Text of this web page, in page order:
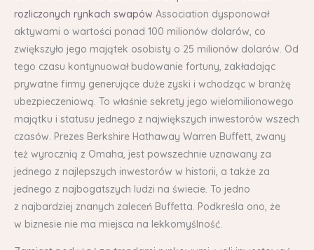
rozliczonych rynkach swapów Association dysponował
aktywami o wartości ponad 100 milionów dolarów, co
zwiększyło jego majątek osobisty o 25 milionów dolarów. Od
tego czasu kontynuował budowanie fortuny, zakładając
prywatne firmy generujące duże zyski i wchodząc w branżę
ubezpieczeniową. To właśnie sekrety jego wielomilionowego
majątku i statusu jednego z największych inwestorów wszech
czasów. Prezes Berkshire Hathaway Warren Buffett, zwany
też wyrocznią z Omaha, jest powszechnie uznawany za
jednego z najlepszych inwestorów w historii, a także za
jednego z najbogatszych ludzi na świecie. To jedno
z najbardziej znanych zaleceń Buffetta. Podkreśla ono, że
w biznesie nie ma miejsca na lekkomyślność.